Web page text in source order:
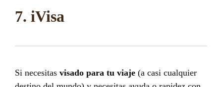
7. iVisa
Si necesitas visado para tu viaje (a casi cualquier